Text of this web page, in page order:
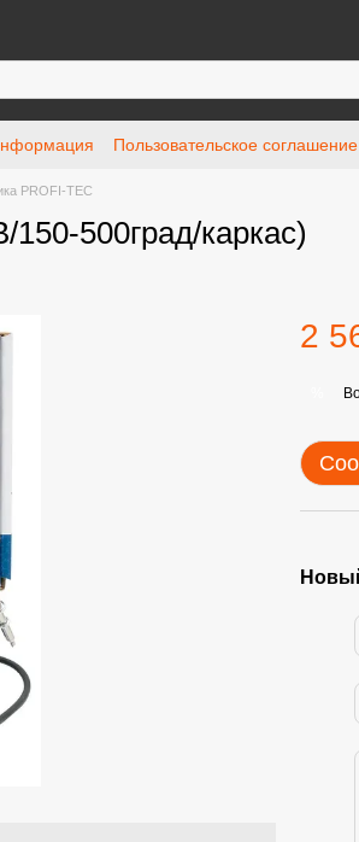
Пользовательское соглашение
PROFI-TEC
500град/каркас)
2